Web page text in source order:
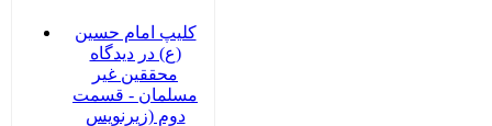
کلیپ امام حسین
(ع) در دیدگاه
محققین غیر
مسلمان - قسمت
دوم (زیرنویس